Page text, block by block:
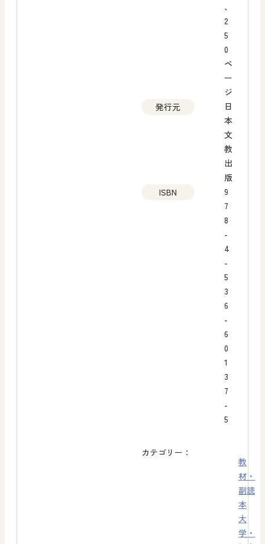
、
2
5
0
ペ
ー
ジ
発行元
日
本
文
教
出
版
ISBN
9
7
8
-
4
-
5
3
6
-
6
0
1
3
7
-
5
カテゴリー：
教
材・
副読
本
大
学・